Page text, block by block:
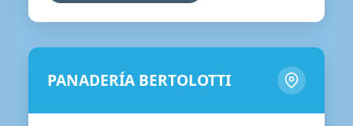
PANADERÍA BERTOLOTTI